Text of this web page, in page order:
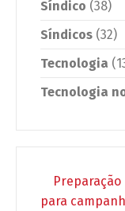
Síndico (38)
Síndicos (32)
Tecnologia
Tecnologia
Preparação
para